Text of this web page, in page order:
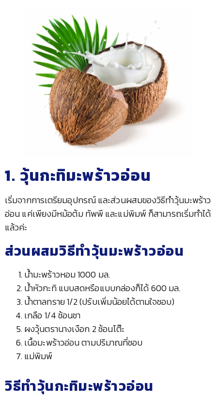
1. วุ้นกะทิมะพร้าวอ่อน
เริ่มจากการเตรียมอุปกรณ์ และส่วนผสมของวิธีทำวุ้นมะพร้าว
อ่อน แค่เพียงมีหม้อต้ม ทัพพี และแม่พิมพ์ ก็สามารถเริ่มทำได้
แล้วค่ะ
ส่วนผสมวิธีทำวุ้นมะพร้าวอ่อน
น้ำมะพร้าวหอม 1000 มล.
น้ำหัวกะทิ แบบสดหรือแบบกล่องก็ได้ 600 มล.
น้ำตาลทราย 1/2 (ปรับเพิ่มน้อยได้ตามใจชอบ)
เกลือ 1/4 ช้อนชา
ผงวุ้นตรานางเงือก 2 ช้อนโต๊ะ
เนื้อมะพร้าวอ่อน ตามปริมาณที่ชอบ
แม่พิมพ์
วิธีทำวุ้นกะทิมะพร้าวอ่อน